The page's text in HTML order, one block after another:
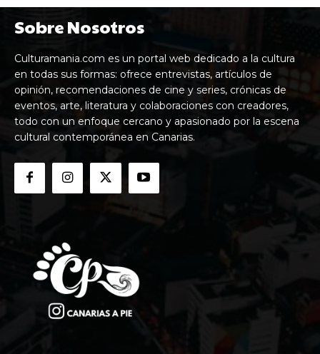
Sobre Nosotros
Culturamania.com es un portal web dedicado a la cultura
en todas sus formas: ofrece entrevistas, artículos de
opinión, recomendaciones de cine y series, crónicas de
eventos, arte, literatura y colaboraciones con creadores,
todo con un enfoque cercano y apasionado por la escena
cultural contemporánea en Canarias.